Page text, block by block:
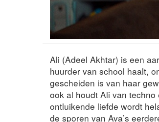
Ali (Adeel Akhtar) is een
huurder van school haalt,
gescheiden is van haar
ook al houdt Ali van
ontluikende liefde wordt
de sporen van Ava’s